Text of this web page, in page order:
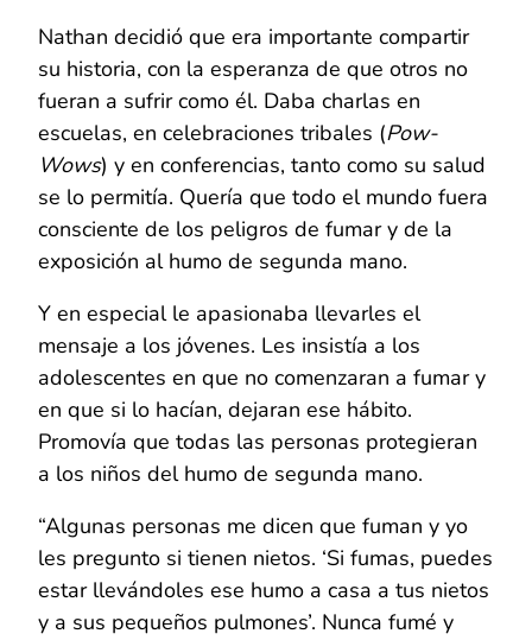
Nathan decidió que era importante compartir
su historia, con la esperanza de que otros no
fueran a sufrir como él. Daba charlas en
escuelas, en celebraciones tribales (Pow-
Wows) y en conferencias, tanto como su salud
se lo permitía. Quería que todo el mundo fuera
consciente de los peligros de fumar y de la
exposición al humo de segunda mano.
Y en especial le apasionaba llevarles el
mensaje a los jóvenes. Les insistía a los
adolescentes en que no comenzaran a fumar y
en que si lo hacían, dejaran ese hábito.
Promovía que todas las personas protegieran
a los niños del humo de segunda mano.
“Algunas personas me dicen que fuman y yo
les pregunto si tienen nietos. ‘Si fumas, puedes
estar llevándoles ese humo a casa a tus nietos
y a sus pequeños pulmones’. Nunca fumé y